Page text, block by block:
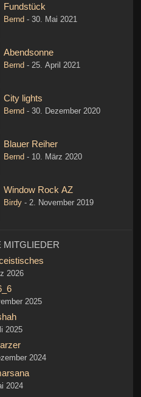
Fundstück
Bernd -30. Mai 2021
Abendsonne
Bernd -25. April 2021
City lights
Bernd -30. Dezember 2020
Blauer Reiher
Bernd - 10. März 2020
Window Rock AZ
Birdy -2. November 2019
MITGLIEDER
2026
2025
2025
2024
2024